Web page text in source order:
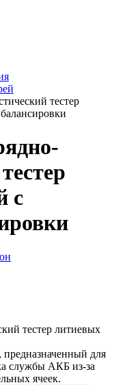
тестер
с
тестер литиевых
для
службы АКБ из-за
ячеек.